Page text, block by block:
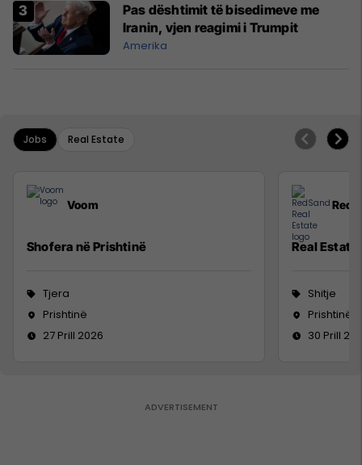
Pas dështimit të bisedimeve me
Iranin, vjen reagimi i Trumpit
Amerika
Jobs Real Estate
Voom
Shofera në Prishtinë
Tjera
Prishtinë
27 Prill 2026
Real Estate
Shitje
Prishtinë
30 Prill